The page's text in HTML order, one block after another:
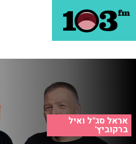
אראל סג"ל ואיל
ברקוביץ'